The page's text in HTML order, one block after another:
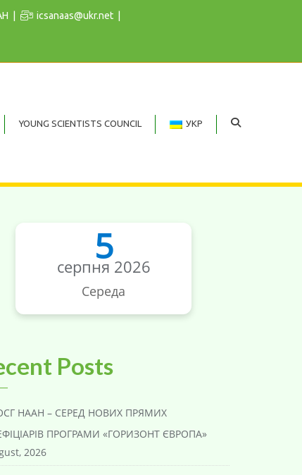
icsanaas@ukr.net
YOUNG SCIENTISTS COUNCIL УКР
5
серпня 2026
Середа
Posts
НААН – СЕРЕД НОВИХ ПРЯМИХ
ПРОГРАМИ «ГОРИЗОНТ ЄВРОПА»
2026